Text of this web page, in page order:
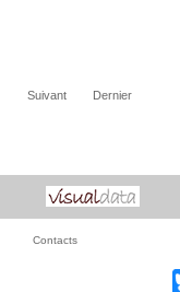
Suivant Dernier
Contacts